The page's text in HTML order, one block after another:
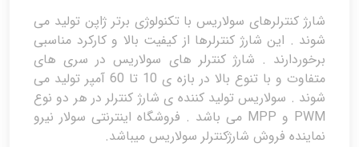
شارژ کنترلرهای سولاریس با تکنولوژی برتر ژاپن تولید می
شوند . این شارژ کنترلرها از کیفیت بالا و کارکرد مناسبی
برخوردارند . شارژ کنترلر های سولاریس در سری های
متفاوت و با تنوع بالا در بازه ی 10 تا 60 آمپر تولید می
شوند . سولاریس تولید کننده ی شارژ کنترلر در هر دو نوع
PWM و MPP می باشد . فروشگاه اینترنتی سولار نیرو
نماینده فروش شارژکنترلر سولاریس میباشد.